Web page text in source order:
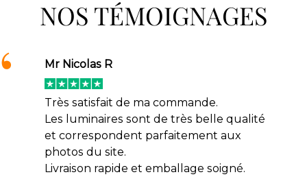
NOS TÉMOIGNAGES
Mr Nicolas R
Très satisfait de ma commande.
Les luminaires sont de très belle qualité
et correspondent parfaitement aux
photos du site.
Livraison rapide et emballage soigné.